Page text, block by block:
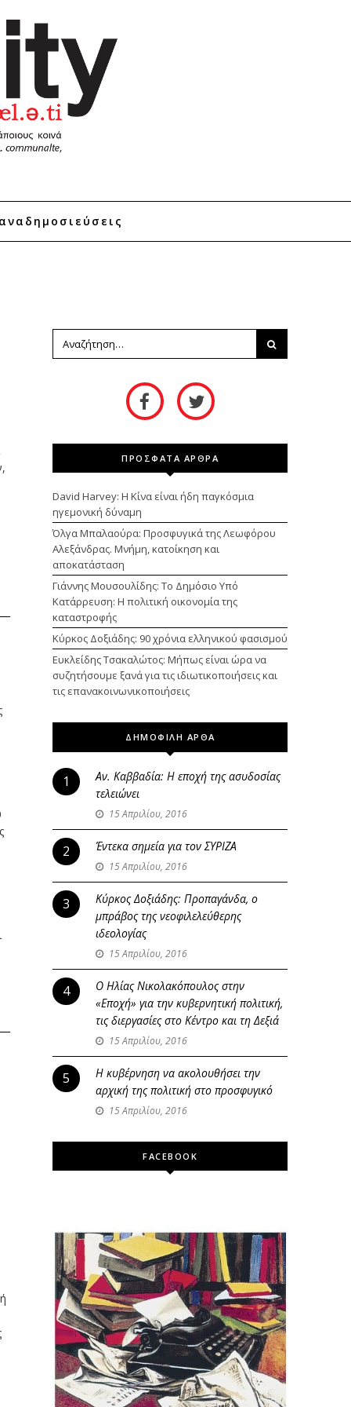
ΠΡΟΣΦΑΤΑ ΑΡΘΡΑ
David Harvey: Η Κίνα είναι ήδη παγκόσμια
ηγεμονική δύναμη
Όλγα Μπαλαούρα: Προσφυγικά της Λεωφόρου
Αλεξάνδρας. Μνήμη, κατοίκηση και
αποκατάσταση
Γιάννης Μουσουλίδης: Το Δημόσιο Υπό
Κατάρρευση: Η πολιτική οικονομία της
καταστροφής
Κύρκος Δοξιάδης: 90 χρόνια ελληνικού φασισμού
Ευκλείδης Τσακαλώτος: Μήπως είναι ώρα να
συζητήσουμε ξανά για τις ιδιωτικοποιήσεις και
τις επανακοινωνικοποιήσεις
ΔΗΜΟΦΙΛΗ ΑΡΘΑ
1
Αν. Καββαδία: Η εποχή της ασυδοσίας
τελειώνει
15 Απριλίου, 2016
2 Έντεκα σημεία για τον ΣΥΡΙΖΑ
15 Απριλίου, 2016
3
Κύρκος Δοξιάδης: Προπαγάνδα, ο
μπράβος της νεοφιλελεύθερης
ιδεολογίας
15 Απριλίου, 2016
4
Ο Ηλίας Νικολακόπουλος στην
«Εποχή» για την κυβερνητική πολιτική,
τις διεργασίες στο Κέντρο και τη Δεξιά
15 Απριλίου, 2016
5
Η κυβέρνηση να ακολουθήσει την
αρχική της πολιτική στο προσφυγικό
15 Απριλίου, 2016
FACEBOOK